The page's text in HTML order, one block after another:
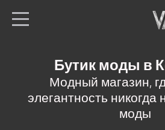
Мужская мода
Бутик моды в
Модный магазин,
элегантность никогда
моды